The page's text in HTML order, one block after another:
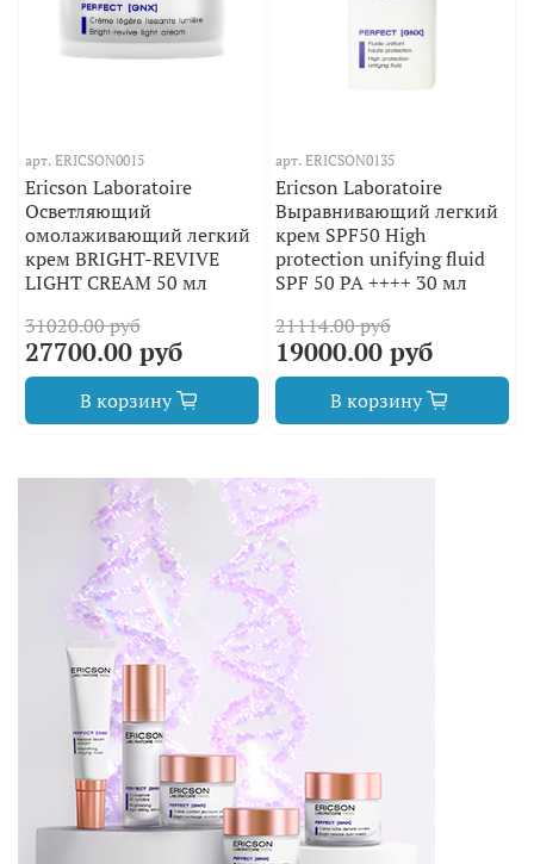
арт. ERICSON0015
Ericson Laboratoire
Осветляющий
омолаживающий легкий
крем BRIGHT-REVIVE
LIGHT CREAM 50 мл
31020.00 руб
27700.00 руб
В корзину
арт. ERICSON0135
Ericson Laboratoire
Выравнивающий легкий
крем SPF50 High
protection unifying fluid
SPF 50 PA ++++ 30 мл
21114.00 руб
19000.00 руб
В корзину